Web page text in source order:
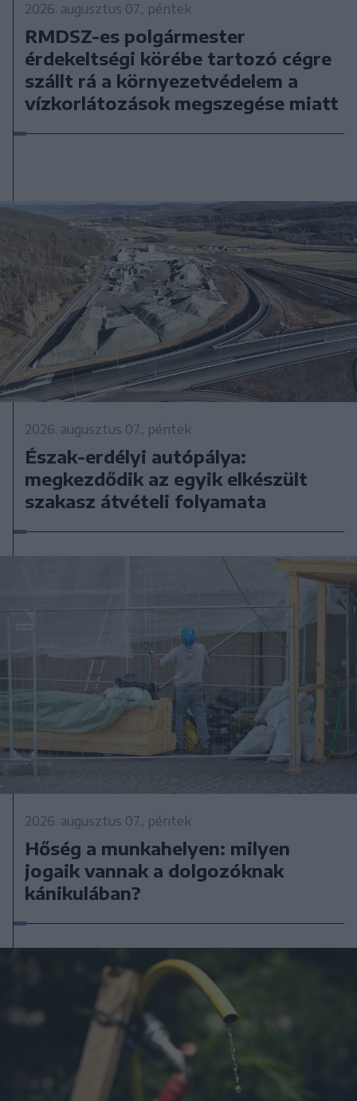
2026. augusztus 07., péntek
RMDSZ-es polgármester
érdekeltségi körébe tartozó cégre
szállt rá a környezetvédelem a
vízkorlátozások megszegése miatt
2026. augusztus 07., péntek
Észak-erdélyi autópálya:
megkezdődik az egyik elkészült
szakasz átvételi folyamata
2026. augusztus 07., péntek
Hőség a munkahelyen: milyen
jogaik vannak a dolgozóknak
kánikulában?